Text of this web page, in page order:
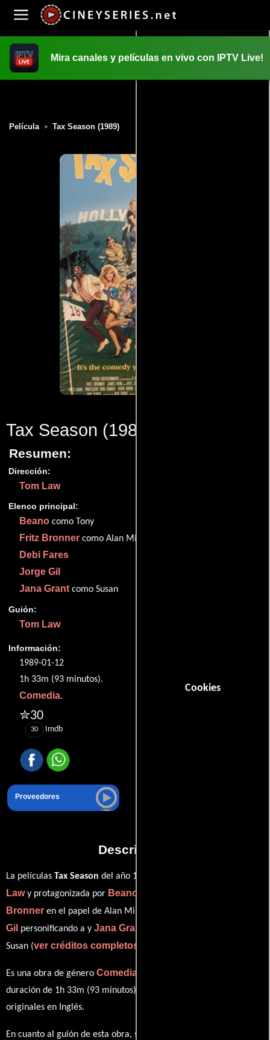
Cookies
Mira canales y películas en vivo con IPTV Live!
Película > Tax Season (1989)
Tax Season (1989)
Resumen:
Dirección:
Tom Law
Elenco principal:
Beano como Tony
Fritz Bronner como Alan Mills
Debi Fares
Jorge Gil
Jana Grantcomo Susan
Guión:
Tom Law
Información:
1989-01-12
1h 33m (93 minutos).
Comedia.
✮30
30 Imdb
Proveedores
Descripción
La películas Tax Season del año 1989, está dirigida por
Lawy protagonizada por Beano
Bronner en el papel de Alan Mills,
Gil personificando a y Jana Grant
Susan (ver créditos completos
Es una obra de género Comedia
duración de 1h 33m (93 minutos), esta película tiene diálogos
originales en Inglés.
En cuanto al guión de esta obra, se encuentra a cargo de